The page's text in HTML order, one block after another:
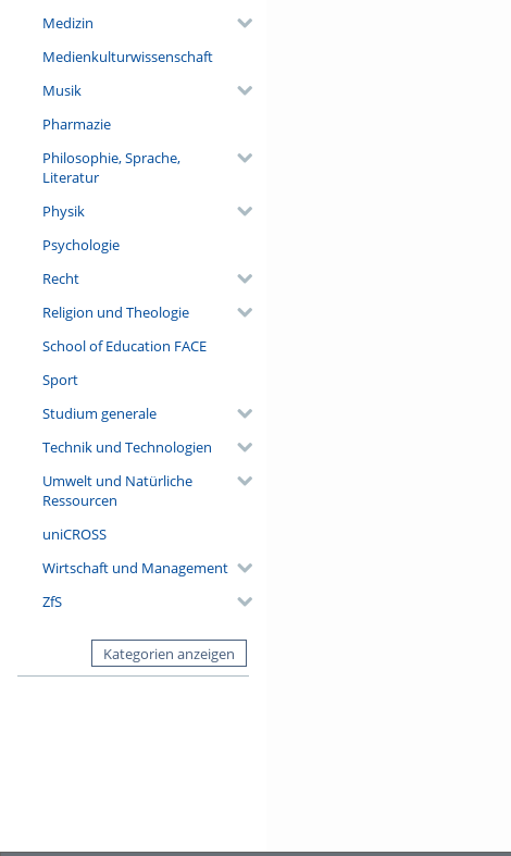
Medizin
Medienkulturwissenschaft
Musik
Pharmazie
Philosophie, Sprache,
Literatur
Physik
Psychologie
Recht
Religion und Theologie
School of Education FACE
Sport
Studium generale
Technik und Technologien
Umwelt und Natürliche
Ressourcen
uniCROSS
Wirtschaft und Management
ZfS
Kategorien anzeigen